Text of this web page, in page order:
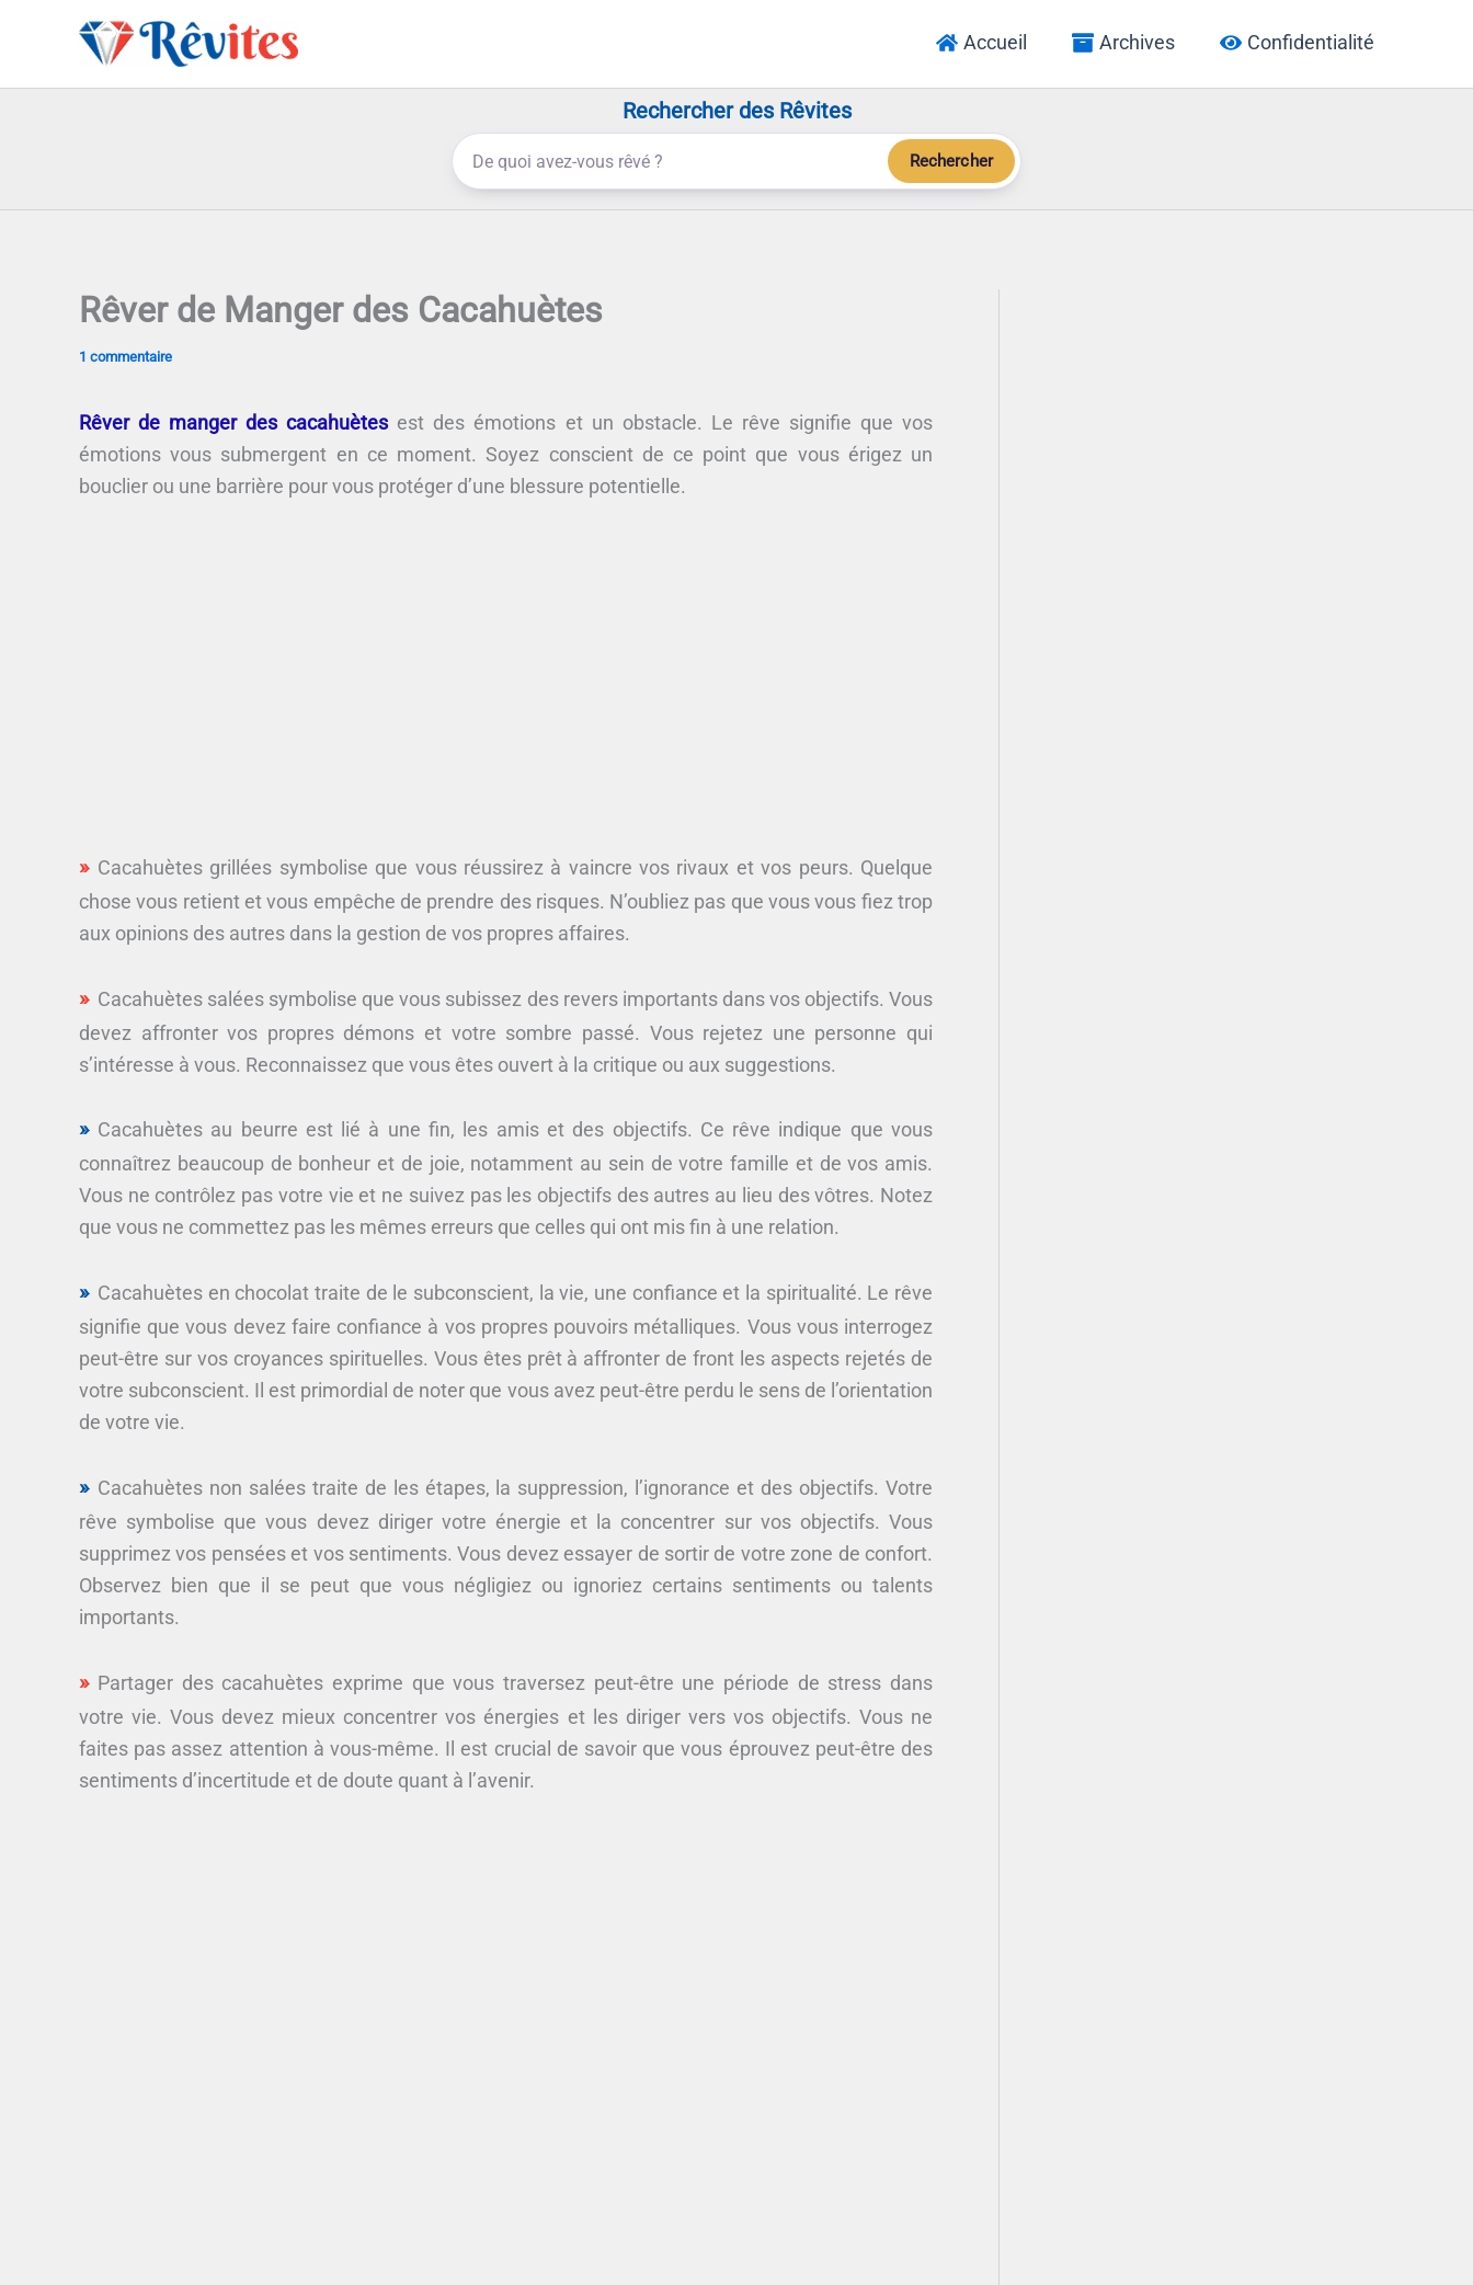
Accueil Archives Confidentialité
Rechercher des Rêvites
Rechercher
Rêver de Manger des Cacahuètes
1 commentaire
Rêver de manger des cacahuètesest des émotions et un obstacle. Le rêve signifie que vos
émotions vous submergent en ce moment. Soyez conscient de ce point que vous érigez un
bouclier ou une barrière pour vous protéger d’une blessure potentielle.
Cacahuètes grillées symbolise que vous réussirez à vaincre vos rivaux et vos peurs. Quelque
chose vous retient et vous empêche de prendre des risques. N’oubliez pas que vous vous fiez trop
aux opinions des autres dans la gestion de vos propres affaires.
Cacahuètes salées symbolise que vous subissez des revers importants dans vos objectifs. Vous
devez affronter vos propres démons et votre sombre passé. Vous rejetez une personne qui
s’intéresse à vous. Reconnaissez que vous êtes ouvert à la critique ou aux suggestions.
Cacahuètes au beurre est lié à une fin, les amis et des objectifs. Ce rêve indique que vous
connaîtrez beaucoup de bonheur et de joie, notamment au sein de votre famille et de vos amis.
Vous ne contrôlez pas votre vie et ne suivez pas les objectifs des autres au lieu des vôtres. Notez
que vous ne commettez pas les mêmes erreurs que celles qui ont mis fin à une relation.
Cacahuètes en chocolat traite de le subconscient, la vie, une confiance et la spiritualité. Le rêve
signifie que vous devez faire confiance à vos propres pouvoirs métalliques. Vous vous interrogez
peut-être sur vos croyances spirituelles. Vous êtes prêt à affronter de front les aspects rejetés de
votre subconscient. Il est primordial de noter que vous avez peut-être perdu le sens de l’orientation
de votre vie.
Cacahuètes non salées traite de les étapes, la suppression, l’ignorance et des objectifs. Votre
rêve symbolise que vous devez diriger votre énergie et la concentrer sur vos objectifs. Vous
supprimez vos pensées et vos sentiments. Vous devez essayer de sortir de votre zone de confort.
Observez bien que il se peut que vous négligiez ou ignoriez certains sentiments ou talents
importants.
Partager des cacahuètes exprime que vous traversez peut-être une période de stress dans
votre vie. Vous devez mieux concentrer vos énergies et les diriger vers vos objectifs. Vous ne
faites pas assez attention à vous-même. Il est crucial de savoir que vous éprouvez peut-être des
sentiments d’incertitude et de doute quant à l’avenir.